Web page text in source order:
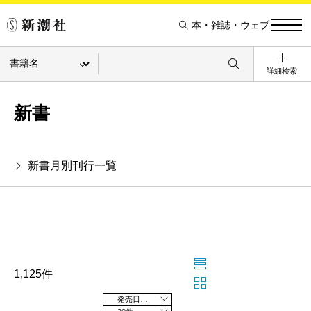
本・雑誌・ウェブ
詳細検索
新書
新書月別刊行一覧
1,125件